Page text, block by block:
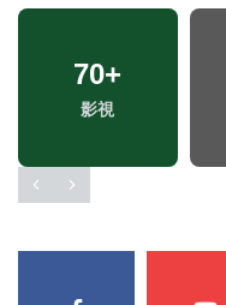
70+
影視